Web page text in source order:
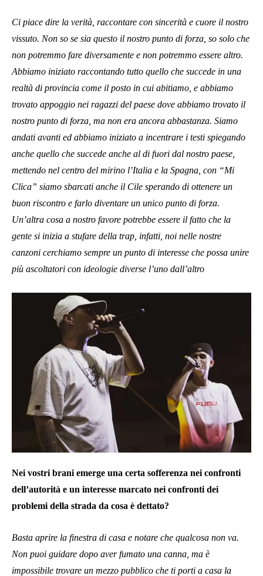
Ci piace dire la verità, raccontare con sincerità e cuore il nostro
vissuto. Non so se sia questo il nostro punto di forza, so solo che
non potremmo fare diversamente e non potremmo essere altro.
Abbiamo iniziato raccontando tutto quello che succede in una
realtà di provincia come il posto in cui abitiamo, e abbiamo
trovato appoggio nei ragazzi del paese dove abbiamo trovato il
nostro punto di forza, ma non era ancora abbastanza. Siamo
andati avanti ed abbiamo iniziato a incentrare i testi spiegando
anche quello che succede anche al di fuori dal nostro paese,
mettendo nel centro del mirino l’Italia e la Spagna, con “Mi
Clica” siamo sbarcati anche il Cile sperando di ottenere un
buon riscontro e farlo diventare un unico punto di forza.
Un’altra cosa a nostro favore potrebbe essere il fatto che la
gente si inizia a stufare della trap, infatti, noi nelle nostre
canzoni cerchiamo sempre un punto di interesse che possa unire
più ascoltatori con ideologie diverse l’uno dall’altro
Nei vostri brani emerge una certa sofferenza nei confronti
dell’autorità e un interesse marcato nei confronti dei
problemi della strada da cosa è dettato?
Basta aprire la finestra di casa e notare che qualcosa non va.
Non puoi guidare dopo aver fumato una canna, ma è
impossibile trovare un mezzo pubblico che ti porti a casa la